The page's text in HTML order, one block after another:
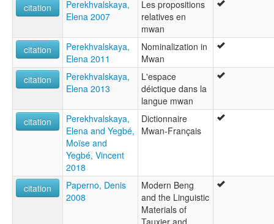
citation
Perekhvalskaya,
Elena 2007
Les propositions
relatives en
mwan
citation
Perekhvalskaya,
Elena 2011
Nominalization in
Mwan
citation
Perekhvalskaya,
Elena 2013
L'espace
déictique dans la
langue mwan
citation
Perekhvalskaya,
Elena and Yegbé,
Moïse and
Yegbé, Vincent
2018
Dictionnaire
Mwan-Français
citation
Paperno, Denis
2008
Modern Beng
and the Linguistic
Materials of
Tauxier and